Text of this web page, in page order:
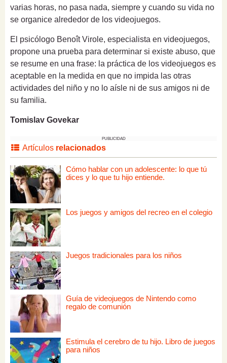
varias horas, no pasa nada, siempre y cuando su vida no
se organice alrededor de los videojuegos.
El psicólogo Benoît Virole, especialista en videojuegos,
propone una prueba para determinar si existe abuso, que
se resume en una frase: la práctica de los videojuegos es
aceptable en la medida en que no impida las otras
actividades del niño y no lo aísle ni de sus amigos ni de
su familia.
Tomislav Govekar
PUBLICIDAD
Artículos relacionados
Cómo hablar con un adolescente: lo que tú
dices y lo que tu hijo entiende.
Los juegos y amigos del recreo en el colegio
Juegos tradicionales para los niños
Guía de videojuegos de Nintendo como
regalo de comunión
Estimula el cerebro de tu hijo. Libro de juegos
para niños